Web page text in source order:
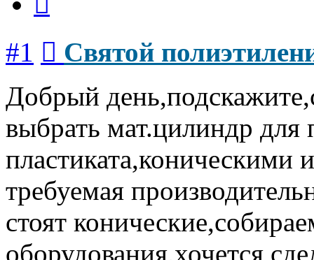
#1
Святой
Добрый
выбрать мат.цилиндр
пластиката,коническими
требуемая
стоят
оборудования,хочется